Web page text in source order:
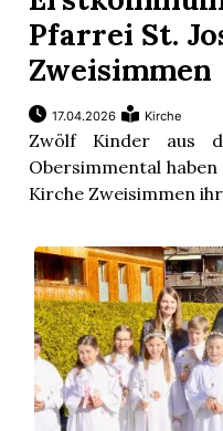
Pfarrei St.
Zweisimmen
17.04.2026 Kirche
Zwölf Kinder aus
Obersimmental
Kirche Zweisimmen